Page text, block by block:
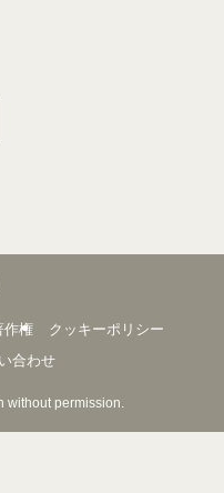
作権
クッキーポリシー
合わせ
without permission.